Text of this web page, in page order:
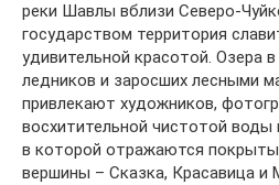
реки Шавлы вблизи Северо-
государством территория
удивительной красотой. Озера
ледников и заросших лесными
привлекают художников,
восхитительной чистотой воды
в которой отражаются
вершины – Сказка, Красавица и